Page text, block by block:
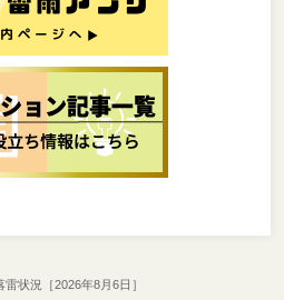
雷状況［2026年8月6日］